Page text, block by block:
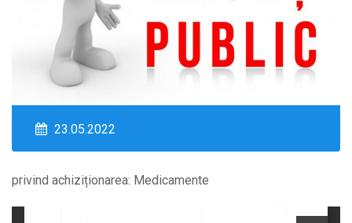
23.05.2022
privind achiziționarea: Medicamente